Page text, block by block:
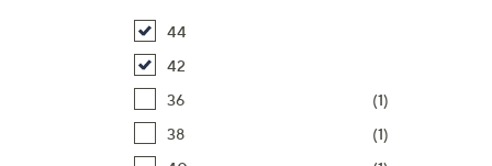
44
42
36
(1)
38
(1)